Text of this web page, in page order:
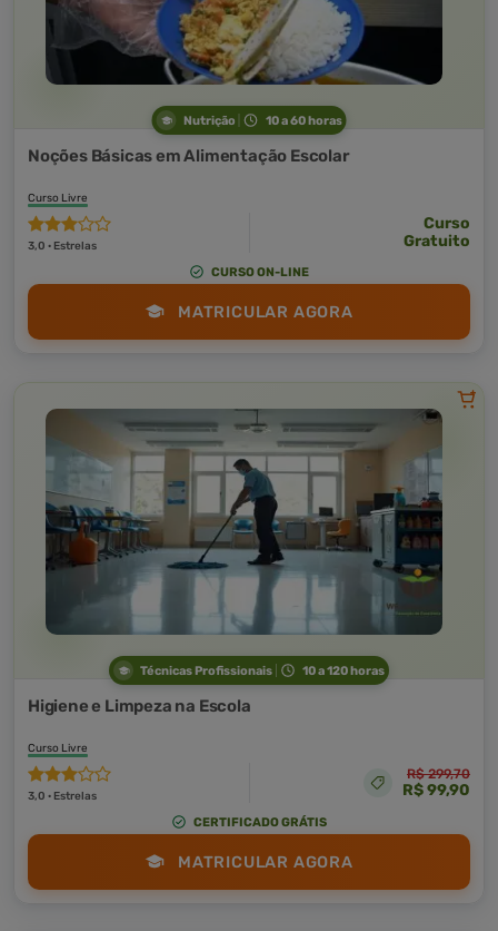
Nutrição 10 a 60 horas
Noções Básicas em Alimentação Escolar
Curso Livre
3,0 · Estrelas
Curso
Gratuito
CURSO ON-LINE
MATRICULAR AGORA
Técnicas Profissionais 10 a 120 horas
Higiene e Limpeza na Escola
Curso Livre
3,0 · Estrelas
R$ 299,70
R$ 99,90
CERTIFICADO GRÁTIS
MATRICULAR AGORA